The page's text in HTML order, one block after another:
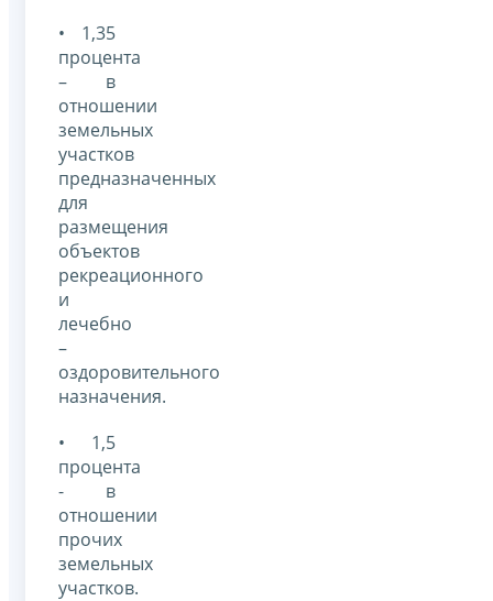
• 1,35
процента
– в
отношении
земельных
участков
предназначенных
для
размещения
объектов
рекреационного
и
лечебно
–
оздоровительного
назначения.
• 1,5
процента
- в
отношении
прочих
земельных
участков.